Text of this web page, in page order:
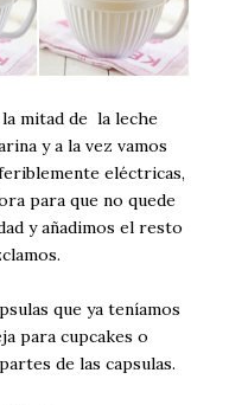
mitad de la leche
y a la vez vamos
eléctricas,
para que no quede
y añadimos el resto
que ya teníamos
para cupcakes o
de las capsulas.